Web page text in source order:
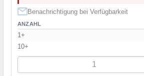
Benachrichtigung bei Verfügbarkeit
ANZAHL
1+
10+